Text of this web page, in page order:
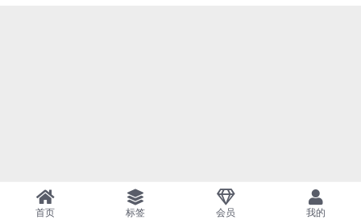
首页 标签 会员 我的